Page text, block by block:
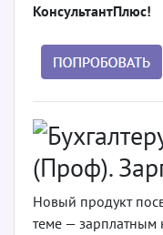
КонсультантПлюс!
(Проф).
Новый продукт
теме —